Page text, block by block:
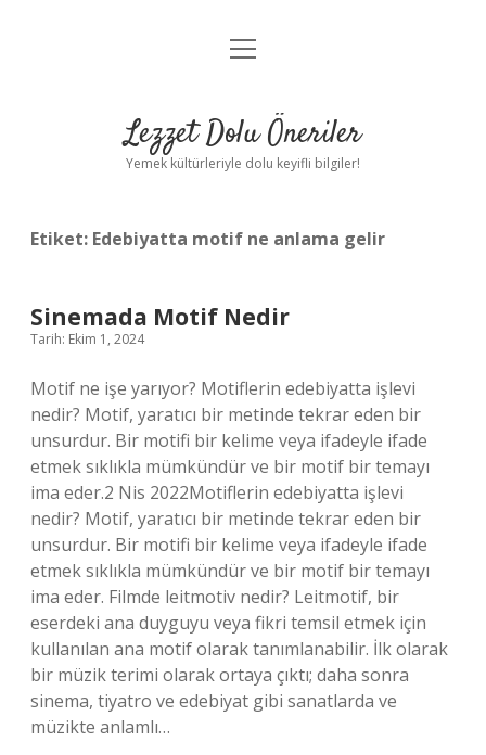
Anasayfa
Yasal Uyarı
menüyü
Lezzet Dolu Öneriler
Yemek kültürleriyle dolu keyifli bilgiler!
Etiket: Edebiyatta motif ne anlama gelir
Sinemada Motif Nedir
Tarih: Ekim 1, 2024
Motif ne işe yarıyor? Motiflerin edebiyatta işlevi
nedir? Motif, yaratıcı bir metinde tekrar eden bir
unsurdur. Bir motifi bir kelime veya ifadeyle ifade
etmek sıklıkla mümkündür ve bir motif bir temayı
ima eder.2 Nis 2022Motiflerin edebiyatta işlevi
nedir? Motif, yaratıcı bir metinde tekrar eden bir
unsurdur. Bir motifi bir kelime veya ifadeyle ifade
etmek sıklıkla mümkündür ve bir motif bir temayı
ima eder. Filmde leitmotiv nedir? Leitmotif, bir
eserdeki ana duyguyu veya fikri temsil etmek için
kullanılan ana motif olarak tanımlanabilir. İlk olarak
bir müzik terimi olarak ortaya çıktı; daha sonra
sinema, tiyatro ve edebiyat gibi sanatlarda ve
müzikte anlamlı…